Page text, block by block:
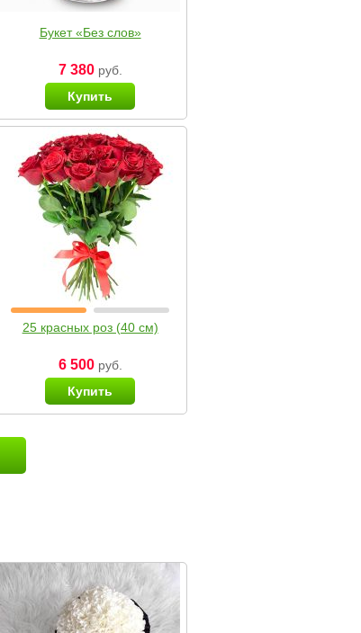
Букет «Без слов»
7 380руб.
Купить
25 красных роз (40 см)
6 500руб.
Купить